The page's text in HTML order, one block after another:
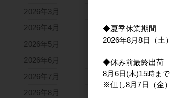
2026年3月
2026年4月
2026年5月
2026年6月
2026年7月
2026年8月
◆夏季休業期間
2026年8月8日（土
◆休み前最終出荷
8月6日(木)15時ま
※但し8月7日（金